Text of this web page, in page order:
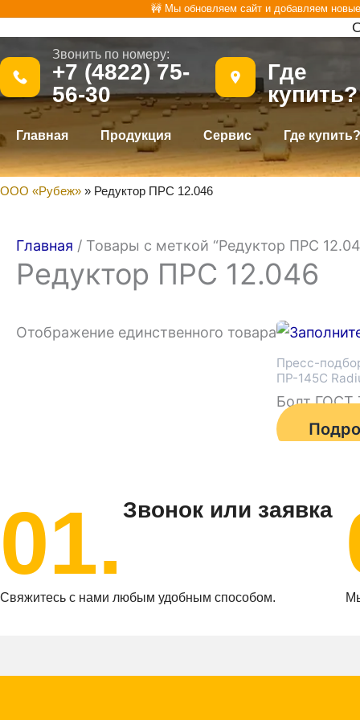
к
содержимому
🚧 Мы обновляем сайт и добавляем
Звонить по номеру:
+7 (4822) 75-
56-30
Где
купить?
Главная Продукция Сервис Где купить?
ООО «Рубеж» » Редуктор ПРС 12.046
Главная / Товары с меткой “Редуктор ПРС
Редуктор ПРС 12.046
Отображение единственного товара
Пресс-
ПР-145С
Болт ГОСТ
01. Звонок или заявка
Свяжитесь с нами любым удобным способом.